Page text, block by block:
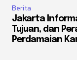
Berita
Jakarta
Tujuan, dan
Perdamaian